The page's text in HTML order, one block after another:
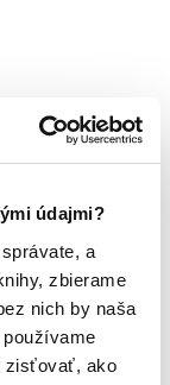
údajmi?
a
zbierame
nich by naša
zisťovať, ako